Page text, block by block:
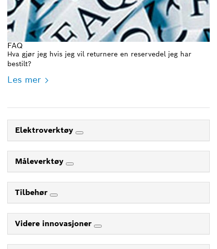
FAQ
Hva gjør jeg hvis jeg vil returnere en reservedel jeg har
bestilt?
Les mer
Elektroverktøy
Måleverktøy
Tilbehør
Videre innovasjoner